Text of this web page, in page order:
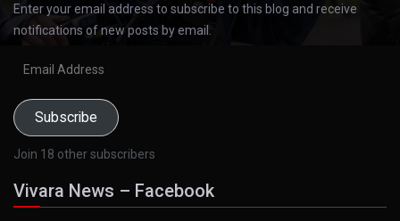
Enter your email address to subscribe to this blog and receive
notifications of new posts by email.
Subscribe
Join 18 other subscribers
Vivara News – Facebook